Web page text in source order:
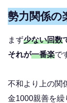
勢力関係の
まず少ない回数
それが一番楽で
不和より上の関
金1000親善を